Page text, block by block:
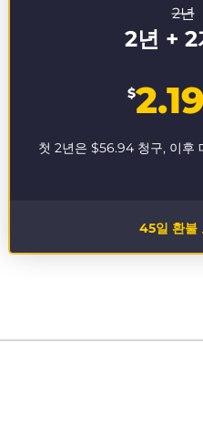
2년
2년 + 2
$2.19
첫 2년은 $56.94청구, 이후
45일 환불